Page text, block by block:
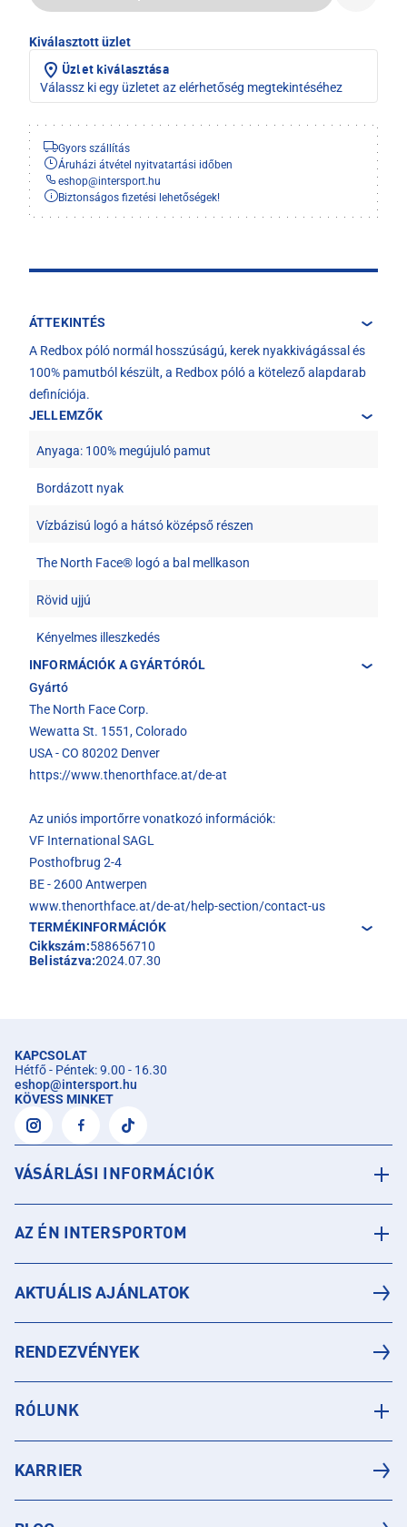
Kiválasztott üzlet
Üzlet kiválasztása
Válassz ki egy üzletet az elérhetőség megtekintéséhez
Gyors szállítás
Áruházi átvétel nyitvatartási időben
eshop@intersport.hu
Biztonságos fizetési lehetőségek!
ÁTTEKINTÉS
A Redbox póló normál hosszúságú, kerek nyakkivágással és
100% pamutból készült, a Redbox póló a kötelező alapdarab
definíciója.
JELLEMZŐK
Anyaga: 100% megújuló pamut
Bordázott nyak
Vízbázisú logó a hátsó középső részen
The North Face® logó a bal mellkason
Rövid ujjú
Kényelmes illeszkedés
INFORMÁCIÓK A GYÁRTÓRÓL
Gyártó
The North Face Corp.
Wewatta St. 1551, Colorado
USA - CO 80202 Denver
https://www.thenorthface.at/de-at
Az uniós importőrre vonatkozó információk:
VF International SAGL
Posthofbrug 2-4
BE - 2600 Antwerpen
www.thenorthface.at/de-at/help-section/contact-us
TERMÉKINFORMÁCIÓK
Cikkszám:588656710
Belistázva:2024.07.30
KAPCSOLAT
Hétfő - Péntek: 9.00 - 16.30
eshop@intersport.hu
KÖVESS MINKET
VÁSÁRLÁSI INFORMÁCIÓK
AZ ÉN INTERSPORTOM
AKTUÁLIS AJÁNLATOK
RENDEZVÉNYEK
RÓLUNK
KARRIER